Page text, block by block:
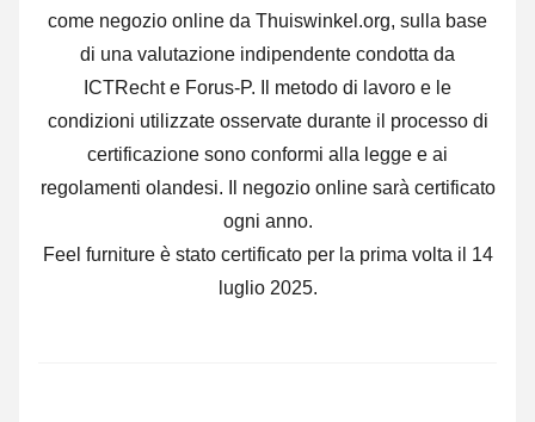
come negozio online da Thuiswinkel.org, sulla base
di una valutazione indipendente condotta da
ICTRecht e Forus-P. Il metodo di lavoro e le
condizioni utilizzate osservate durante il processo di
certificazione sono conformi alla legge e ai
regolamenti olandesi. Il negozio online sarà certificato
ogni anno.
Feel furniture è stato certificato per la prima volta il 14
luglio 2025.